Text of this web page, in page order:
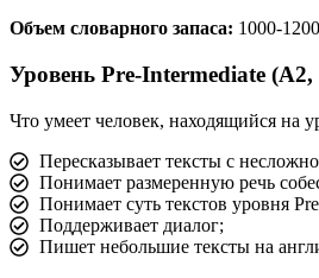
Объем словарного запаса: 1000-
Уровень Pre-Intermediate
Что умеет человек, находящийся на
Пересказывает тексты с
Понимает размеренную речь
Понимает суть текстов уровня
Поддерживает диалог;
Пишет небольшие тексты на